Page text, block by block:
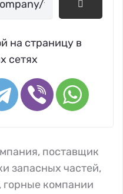
на страницу в
сетях
, поставщик
запасных частей,
, горные компании